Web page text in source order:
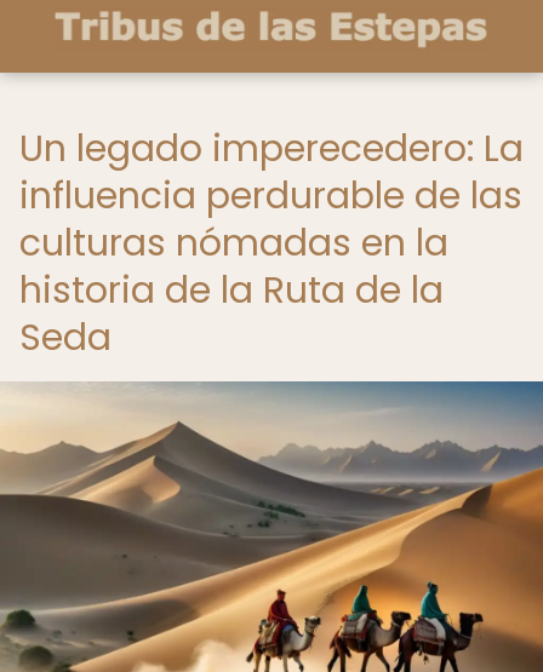
Un legado imperecedero: La
influencia perdurable de las
culturas nómadas en la
historia de la Ruta de la
Seda